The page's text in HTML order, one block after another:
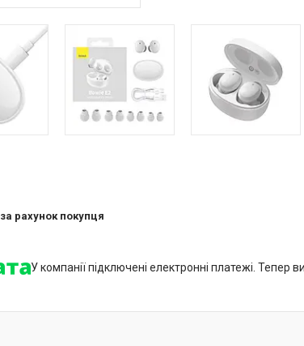
за рахунок покупця
У компанії підключені електронні платежі.